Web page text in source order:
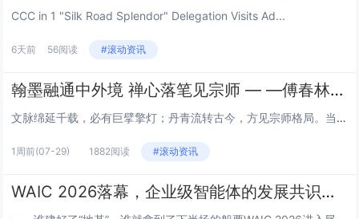
CCC in 1 "Silk Road Splendor" Delegation Visits Ad...
6天前 56阅读 #滚动资讯
翰墨融通中外境 禅心落笔见宗师 — —傅春林书画艺术品鉴
文脉绵延千载，必有巨擘擎灯；丹青流转古今，方见宗师格局。当代书画领军人物傅春林先生，正是承接中华文脉、贯通东西艺境的时代...
1周前(07-29) 1882阅读 #滚动资讯
WAIC 2026落幕，企业级智能体的发展共识，藏在迈富时的展台里